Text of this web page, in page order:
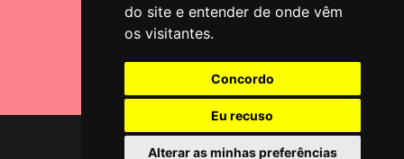
do site e entender de onde vêm
os visitantes.
Concordo
Eu recuso
Alterar as minhas preferências
© Copyright 2026 All Rights Reserved.